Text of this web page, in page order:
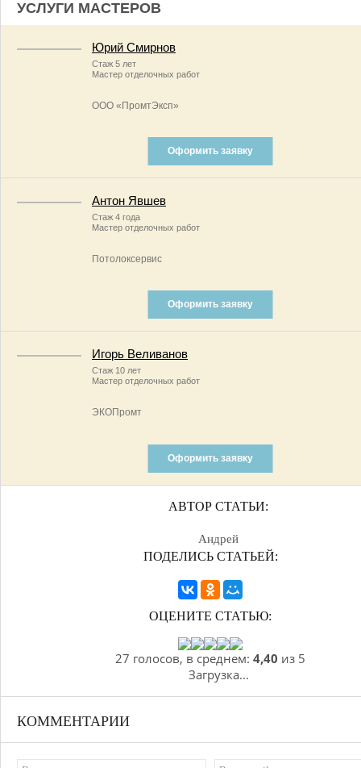
УСЛУГИ МАСТЕРОВ
Юрий Смирнов
Стаж 5 лет
Мастер отделочных работ
ООО «ПромтЭксп»
Оформить заявку
Антон Явшев
Стаж 4 года
Мастер отделочных работ
Потолоксервис
Оформить заявку
Игорь Веливанов
Стаж 10 лет
Мастер отделочных работ
ЭКОПромт
Оформить заявку
АВТОР СТАТЬИ:
Андрей
ПОДЕЛИСЬ СТАТЬЕЙ:
ОЦЕНИТЕ СТАТЬЮ:
27 голосов, в среднем: 4,40 из 5
Загрузка...
КОММЕНТАРИИ